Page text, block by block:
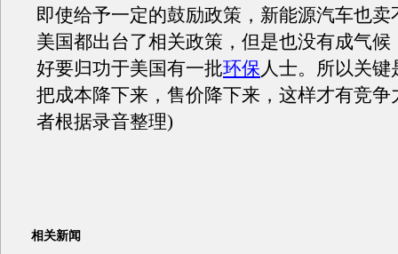
即使给予一定的鼓励政策，新能源汽车也卖
美国都出台了相关政策，但是也没有成气候
好要归功于美国有一批环保人士。所以关
把成本降下来，售价降下来，这样才有竞争
者根据录音整理)
相关新闻